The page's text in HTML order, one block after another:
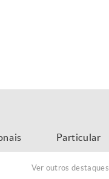
Particular
Ver outros destaques